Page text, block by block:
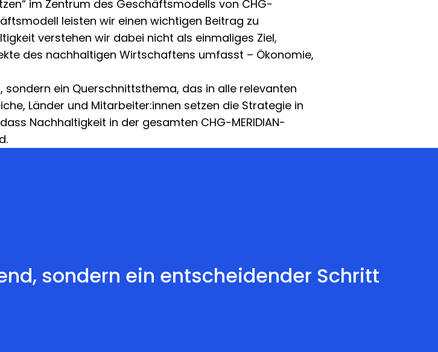
im Zentrum des Geschäftsmodells von CHG-
leisten wir einen wichtigen Beitrag zu
verstehen wir dabei nicht als einmaliges Ziel,
des nachhaltigen Wirtschaftens umfasst – Ökonomie,
sondern ein Querschnittsthema, das in alle relevanten
Länder und Mitarbeiter:innen setzen die Strategie in
Nachhaltigkeit in der gesamten CHG-MERIDIAN-
sondern ein entscheidender Schritt